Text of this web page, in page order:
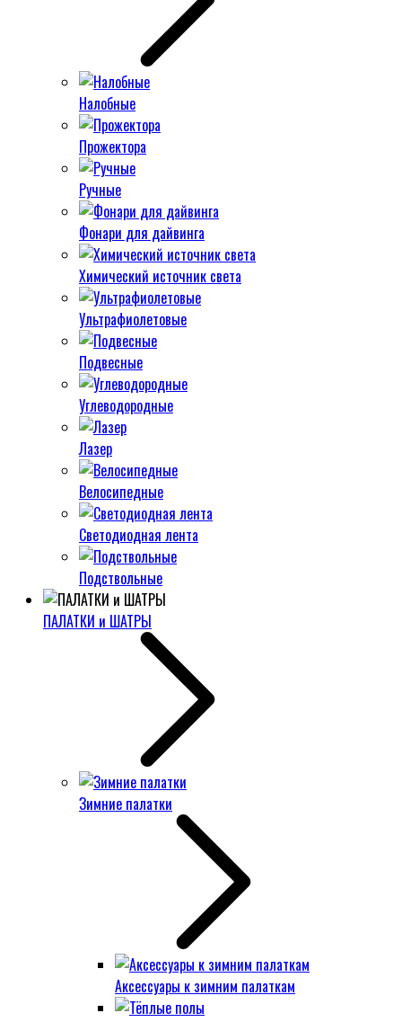
Налобные
Прожектора
Ручные
Фонари для дайвинга
Химический источник света
Ультрафиолетовые
Подвесные
Углеводородные
Лазер
Велосипедные
Светодиодная лента
Подствольные
ПАЛАТКИ и ШАТРЫ
Зимние палатки
Аксессуары к зимним палаткам